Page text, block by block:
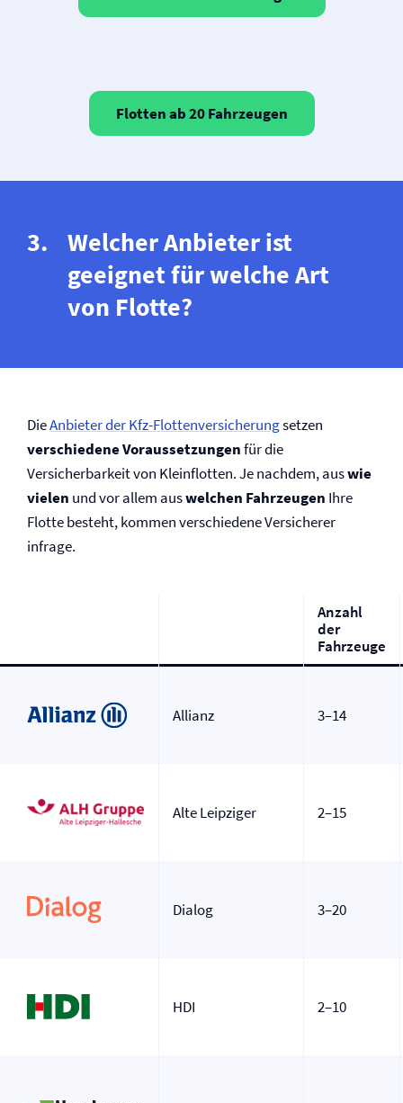
Flotten ab 20 Fahrzeugen
Welcher Anbieter ist
geeignet für welche Art
von Flotte?
DieAnbieter der Kfz-Flotten­versicherungsetzen
verschiedene Voraussetzungenfür die
Versicherbarkeit von Kleinflotten. Je nachdem, auswie
vielen und vor allem auswelchen Fahrzeugen Ihre
Flotte besteht, kommen verschiedene Versicherer
infrage.
Anzahl
der
Fahrzeuge
Allianz 3–14
Alte Leipziger 2–15
Dialog 3–20
HDI 2–10